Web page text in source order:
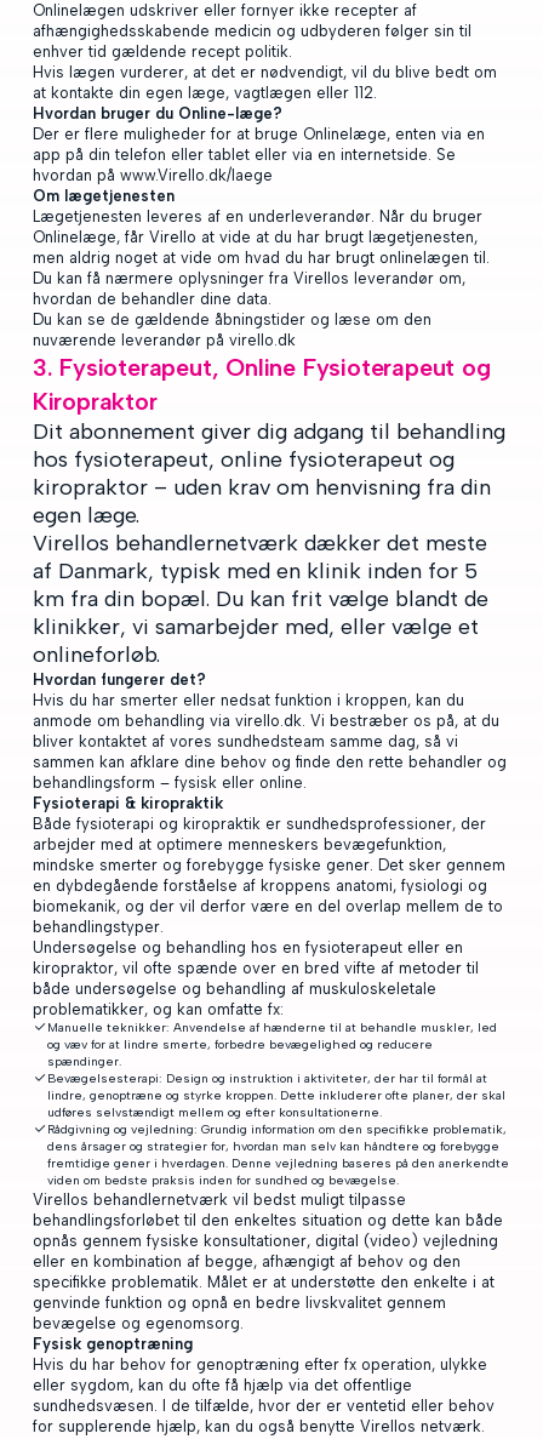
Onlinelægen udskriver eller fornyer ikke recepter af
afhængighedsskabende medicin og udbyderen følger sin til
enhver tid gældende recept politik.
Hvis lægen vurderer, at det er nødvendigt, vil du blive bedt om
at kontakte din egen læge, vagtlægen eller 112.
Hvordan bruger du Online-læge?
Der er flere muligheder for at bruge Onlinelæge, enten via en
app på din telefon eller tablet eller via en internetside. Se
hvordan på www.Virello.dk/laege
Om lægetjenesten
Lægetjenesten leveres af en underleverandør. Når du bruger
Onlinelæge, får Virello at vide at du har brugt lægetjenesten,
men aldrig noget at vide om hvad du har brugt onlinelægen til.
Du kan få nærmere oplysninger fra Virellos leverandør om,
hvordan de behandler dine data.
Du kan se de gældende åbningstider og læse om den
nuværende leverandør på virello.dk
3. Fysioterapeut, Online Fysioterapeut og
Kiropraktor
Dit abonnement giver dig adgang til behandling
hos fysioterapeut, online fysioterapeut og
kiropraktor – uden krav om henvisning fra din
egen læge.
Virellos behandlernetværk dækker det meste
af Danmark, typisk med en klinik inden for 5
km fra din bopæl. Du kan frit vælge blandt de
klinikker, vi samarbejder med, eller vælge et
onlineforløb.
Hvordan fungerer det?
Hvis du har smerter eller nedsat funktion i kroppen, kan du
anmode om behandling via virello.dk. Vi bestræber os på, at du
bliver kontaktet af vores sundhedsteam samme dag, så vi
sammen kan afklare dine behov og finde den rette behandler og
behandlingsform – fysisk eller online.
Fysioterapi & kiropraktik
Både fysioterapi og kiropraktik er sundhedsprofessioner, der
arbejder med at optimere menneskers bevægefunktion,
mindske smerter og forebygge fysiske gener. Det sker gennem
en dybdegående forståelse af kroppens anatomi, fysiologi og
biomekanik, og der vil derfor være en del overlap mellem de to
behandlingstyper.
Undersøgelse og behandling hos en fysioterapeut eller en
kiropraktor, vil ofte spænde over en bred vifte af metoder til
både undersøgelse og behandling af muskuloskeletale
problematikker, og kan omfatte fx:
Manuelle teknikker: Anvendelse af hænderne til at behandle muskler, led
og væv for at lindre smerte, forbedre bevægelighed og reducere
spændinger.
Bevægelsesterapi: Design og instruktion i aktiviteter, der har til formål at
lindre, genoptræne og styrke kroppen. Dette inkluderer ofte planer, der skal
udføres selvstændigt mellem og efter konsultationerne.
Rådgivning og vejledning: Grundig information om den specifikke problematik,
dens årsager og strategier for, hvordan man selv kan håndtere og forebygge
fremtidige gener i hverdagen. Denne vejledning baseres på den anerkendte
viden om bedste praksis inden for sundhed og bevægelse.
Virellos behandlernetværk vil bedst muligt tilpasse
behandlingsforløbet til den enkeltes situation og dette kan både
opnås gennem fysiske konsultationer, digital (video) vejledning
eller en kombination af begge, afhængigt af behov og den
specifikke problematik. Målet er at understøtte den enkelte i at
genvinde funktion og opnå en bedre livskvalitet gennem
bevægelse og egenomsorg.
Fysisk genoptræning
Hvis du har behov for genoptræning efter fx operation, ulykke
eller sygdom, kan du ofte få hjælp via det offentlige
sundhedsvæsen. I de tilfælde, hvor der er ventetid eller behov
for supplerende hjælp, kan du også benytte Virellos netværk.